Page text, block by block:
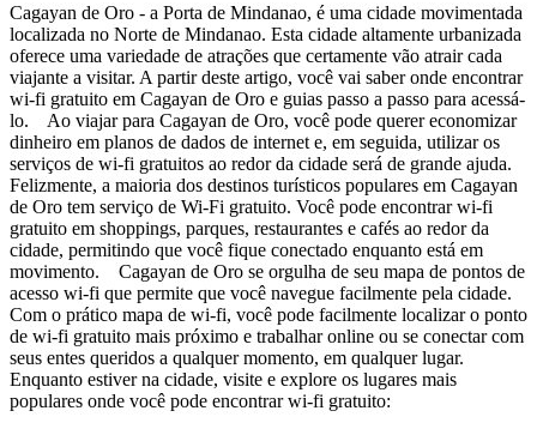
Cagayan de Oro - a Porta de Mindanao, é uma cidade movimentada
localizada no Norte de Mindanao. Esta cidade altamente urbanizada
oferece uma variedade de atrações que certamente vão atrair cada
viajante a visitar. A partir deste artigo, você vai saber onde encontrar
wi-fi gratuito em Cagayan de Oro e guias passo a passo para acessá-
lo. Ao viajar para Cagayan de Oro, você pode querer economizar
dinheiro em planos de dados de internet e, em seguida, utilizar os
serviços de wi-fi gratuitos ao redor da cidade será de grande ajuda.
Felizmente, a maioria dos destinos turísticos populares em Cagayan
de Oro tem serviço de Wi-Fi gratuito. Você pode encontrar wi-fi
gratuito em shoppings, parques, restaurantes e cafés ao redor da
cidade, permitindo que você fique conectado enquanto está em
movimento. Cagayan de Oro se orgulha de seu mapa de pontos de
acesso wi-fi que permite que você navegue facilmente pela cidade.
Com o prático mapa de wi-fi, você pode facilmente localizar o ponto
de wi-fi gratuito mais próximo e trabalhar online ou se conectar com
seus entes queridos a qualquer momento, em qualquer lugar.
Enquanto estiver na cidade, visite e explore os lugares mais
populares onde você pode encontrar wi-fi gratuito: